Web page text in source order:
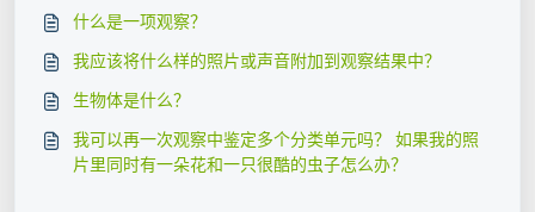
什么是一项观察？
我应该将什么样的照片或声音附加到观察结果中？
生物体是什么？
我可以再一次观察中鉴定多个分类单元吗？ 如果我的照
片里同时有一朵花和一只很酷的虫子怎么办？